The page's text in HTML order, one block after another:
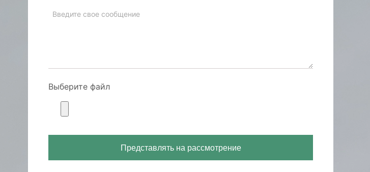
Выберите файл
Представлять на рассмотрение